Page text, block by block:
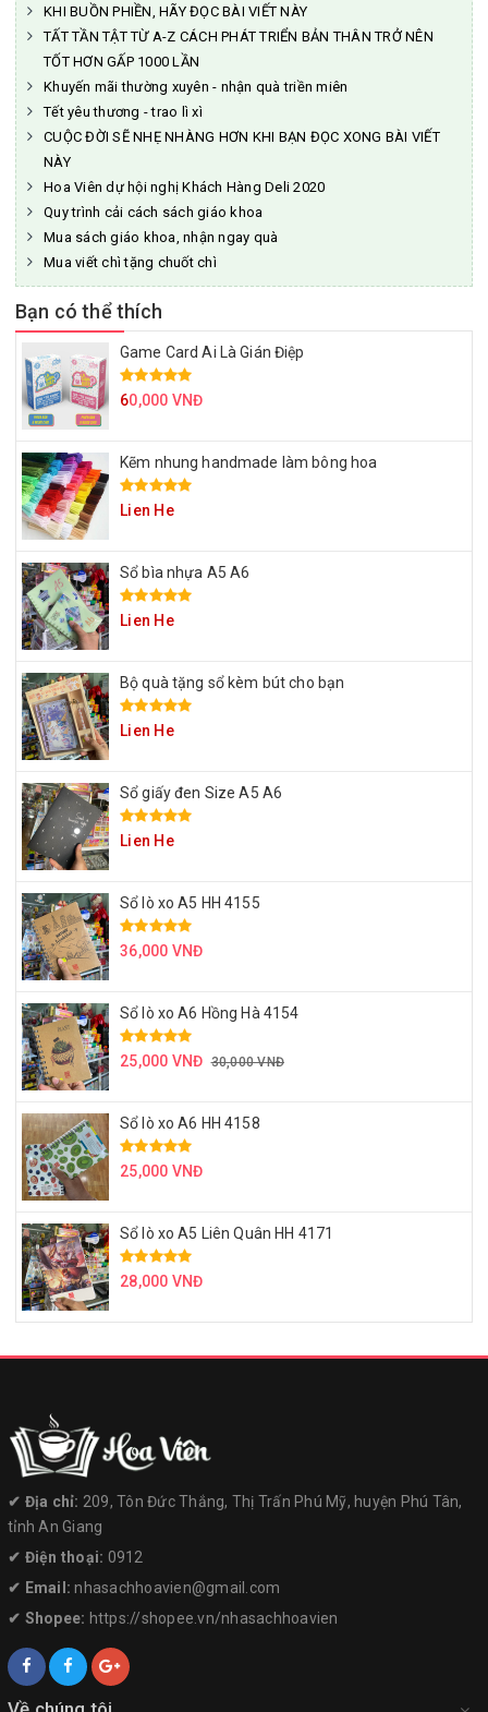
KHI BUỒN PHIỀN, HÃY ĐỌC BÀI VIẾT NÀY
TẤT TẦN TẬT TỪ A-Z CÁCH PHÁT TRIỂN BẢN THÂN TRỞ NÊN
TỐT HƠN GẤP 1000 LẦN
Khuyến mãi thường xuyên - nhận quà triền miên
Tết yêu thương - trao lì xì
CUỘC ĐỜI SẼ NHẸ NHÀNG HƠN KHI BẠN ĐỌC XONG BÀI VIẾT
NÀY
Hoa Viên dự hội nghị Khách Hàng Deli 2020
Quy trình cải cách sách giáo khoa
Mua sách giáo khoa, nhận ngay quà
Mua viết chì tặng chuốt chì
Bạn có thể thích
Game Card Ai Là Gián Điệp
60,000 VNĐ
Kẽm nhung handmade làm bông hoa
Lien He
Sổ bìa nhựa A5 A6
Lien He
Bộ quà tặng sổ kèm bút cho bạn
Lien He
Sổ giấy đen Size A5 A6
Lien He
Sổ lò xo A5 HH 4155
36,000 VNĐ
Sổ lò xo A6 Hồng Hà 4154
25,000 VNĐ 30,000 VNĐ
Sổ lò xo A6 HH 4158
25,000 VNĐ
Sổ lò xo A5 Liên Quân HH 4171
28,000 VNĐ
✔︎ Địa chỉ: 209, Tôn Đức Thắng, Thị Trấn Phú Mỹ, huyện Phú Tân,
tỉnh An Giang
✔︎ Điện thoại: 0912
✔︎ Email:nhasachhoavien@gmail.com
✔︎ Shopee: https://shopee.vn/nhasachhoavien